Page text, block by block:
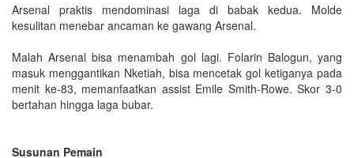
Arsenal praktis mendominasi laga di babak kedua. Molde
kesulitan menebar ancaman ke gawang Arsenal.
Malah Arsenal bisa menambah gol lagi. Folarin Balogun, yang
masuk menggantikan Nketiah, bisa mencetak gol ketiganya pada
menit ke-83, memanfaatkan assist Emile Smith-Rowe. Skor 3-0
bertahan hingga laga bubar.
Susunan Pemain